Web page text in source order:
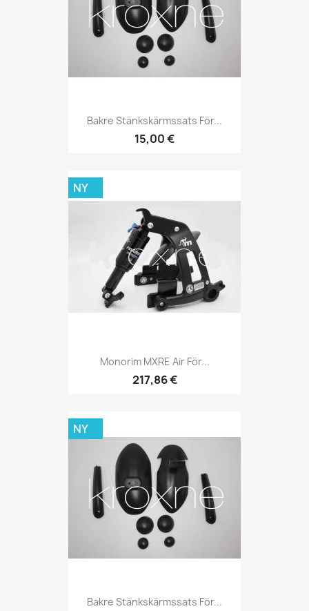
Bakre Stänkskärmssats För...
15,00 €
Monorim MXRE Air För...
217,86 €
NY
Bakre Stänkskärmssats För...
NY